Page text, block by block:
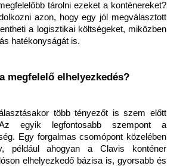
tárolni ezeket a konténereket?
azon, hogy egy jól megválasztott
a logisztikai költségeket, miközben
hatékonyságát is.
megfelelő elhelyezkedés?
több tényezőt is szem előtt
egyik legfontosabb szempont a
Egy forgalmas csomópont közelében
például ahogyan a Clavis konténer
elhelyezkedő bázisa is, gyorsabb és